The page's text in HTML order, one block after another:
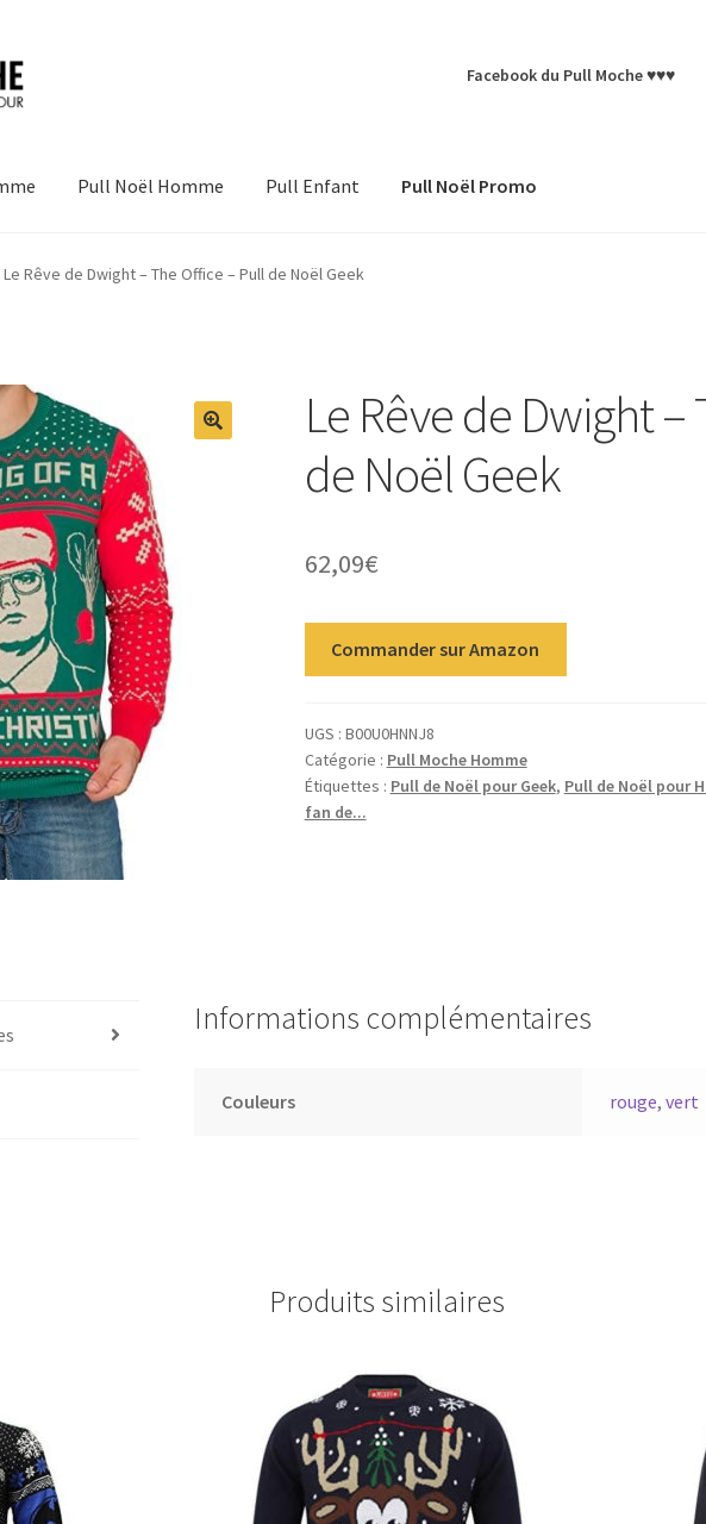
Facebook du Pull Moche ♥♥♥
Pull Noël Homme Pull Enfant Pull Noël Promo
Le Rêve de Dwight – The Office – Pull de Noël Geek
Le Rêve de Dwight –
de Noël Geek
62,09€
Commander sur Amazon
UGS : B00U0HNNJ8
Catégorie : Pull Moche Homme
Étiquettes : Pull de Noël pour Geek, Pull de Noël pour
fan de...
Informations complémentaires
Couleurs rouge, vert
Produits similaires